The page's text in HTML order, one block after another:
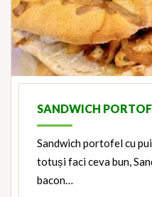
SANDWICH
Sandwich portofel cu
totuși faci ceva bun,
bacon…